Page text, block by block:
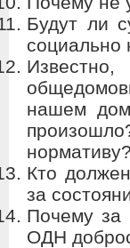
Будут ли
социально
нашем
нормативу?
Кто
за
Почему за
ОДН